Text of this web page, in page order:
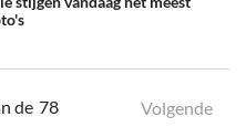
de 78 Volgende